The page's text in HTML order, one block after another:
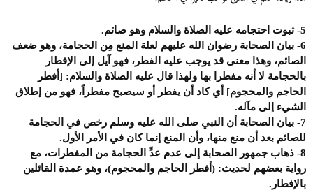
5- ثبوت احتجامه عليه الصلاة والسلام وهو صائم.
6- بيان الصحابة رضوان الله عليهم لعلة المنع مِن الحجامة، وهو ضعف
الصائم، وهذا معنى قد يوجب عليه الفطر، فهو آيل إلى الإفطار
بالحجامة لا أنه مفطرا بها ولهذا قال عليه الصلاة والسلام: [أفطر
الحاجم والمحجوم] أي كاد أن يفطر أو سيصبح مفطراً، فهو من إطلاق
الشيء إلى مآله.
7- بيان الصحابة أن النبي صلى الله عليه وسلم رخص في الحجامة
للصائم بعد أن منع منها، وأن المنع إنما كان في الأمر الأول.
8- ذهاب جمهور الصحابة إلى عدم عدِّ الحجامة من المفطرات، مع
رواية بعضهم لحديث: (أفطر الحاجم والمحجوم)، وهو عمدة القائلين
بالإفطار.